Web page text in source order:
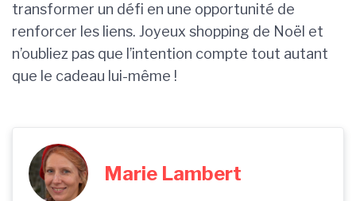
transformer un défi en une opportunité de
renforcer les liens. Joyeux shopping de Noël et
n’oubliez pas que l’intention compte tout autant
que le cadeau lui-même !
Marie Lambert